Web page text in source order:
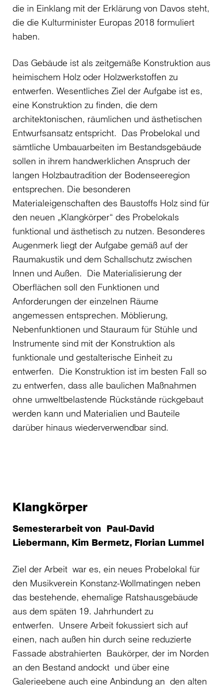
die in Einklang mit der Erklärung von Davos steht,
die die Kulturminister Europas 2018 formuliert
haben.
Das Gebäude ist als zeitgemäße Konstruktion aus
heimischem Holz oder Holzwerkstoffen zu
entwerfen. Wesentliches Ziel der Aufgabe ist es,
eine Konstruktion zu finden, die dem
architektonischen, räumlichen und ästhetischen
Entwurfsansatz entspricht. Das Probelokal und
sämtliche Umbauarbeiten im Bestandsgebäude
sollen in ihrem handwerklichen Anspruch der
langen Holzbautradition der Bodenseeregion
entsprechen. Die besonderen
Materialeigenschaften des Baustoffs Holz sind für
den neuen „Klangkörper“ des Probelokals
funktional und ästhetisch zu nutzen. Besonderes
Augenmerk liegt der Aufgabe gemäß auf der
Raumakustik und dem Schallschutz zwischen
Innen und Außen. Die Materialisierung der
Oberflächen soll den Funktionen und
Anforderungen der einzelnen Räume
angemessen entsprechen. Möblierung,
Nebenfunktionen und Stauraum für Stühle und
Instrumente sind mit der Konstruktion als
funktionale und gestalterische Einheit zu
entwerfen. Die Konstruktion ist im besten Fall so
zu entwerfen, dass alle baulichen Maßnahmen
ohne umweltbelastende Rückstände rückgebaut
werden kann und Materialien und Bauteile
darüber hinaus wiederverwendbar sind.
Klangkörper
Semesterarbeit von Paul-David
Liebermann, Kim Bermetz, Florian Lummel
Ziel der Arbeit war es, ein neues Probelokal für
den Musikverein Konstanz-Wollmatingen neben
das bestehende, ehemalige Ratshausgebäude
aus dem späten 19. Jahrhundert zu
entwerfen. Unsere Arbeit fokussiert sich auf
einen, nach außen hin durch seine reduzierte
Fassade abstrahierten Baukörper, der im Norden
an den Bestand andockt und über eine
Galerieebene auch eine Anbindung an den alten